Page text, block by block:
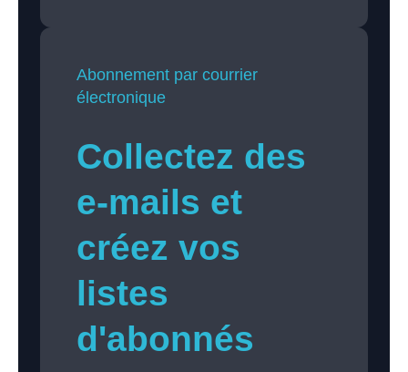
Abonnement par courrier
électronique
Collectez des
e-mails et
créez vos
listes
d'abonnés